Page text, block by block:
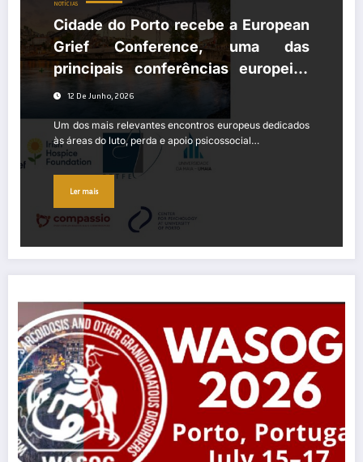
NOTÍCIAS
Cidade do Porto recebe a European
Grief Conference, uma das
principais conferências europeias
sobre luto e perda
12 De Junho, 2026
Um dos mais relevantes encontros europeus dedicados
às áreas do luto, perda e apoio psicossocial…
Ler mais